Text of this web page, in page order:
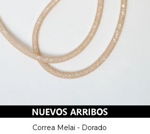
Correa Melai - Dorado